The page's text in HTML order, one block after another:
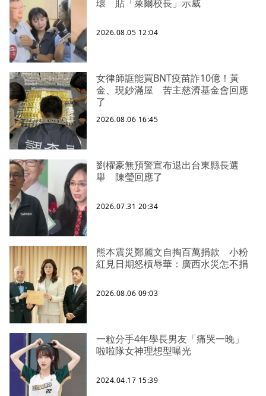
環 貼「萊爾校長」示威
2026.08.05 12:04
女律師誆能買BNT疫苗詐10億！黃
金、現鈔滿屋 苦主慈濟基金會回應
了
2026.08.06 16:45
劉櫂豪無預警宣布退出台東縣長選
舉 陳瑩回應了
2026.07.31 20:34
熊本震災鄭麗文自掏百萬捐款 小粉
紅見日期怒槓辱華：廣西水災怎不捐
2026.08.06 09:03
一粒分手4年學長男友「痛哭一晚」
啦啦隊女神理想型曝光
2024.04.17 15:39